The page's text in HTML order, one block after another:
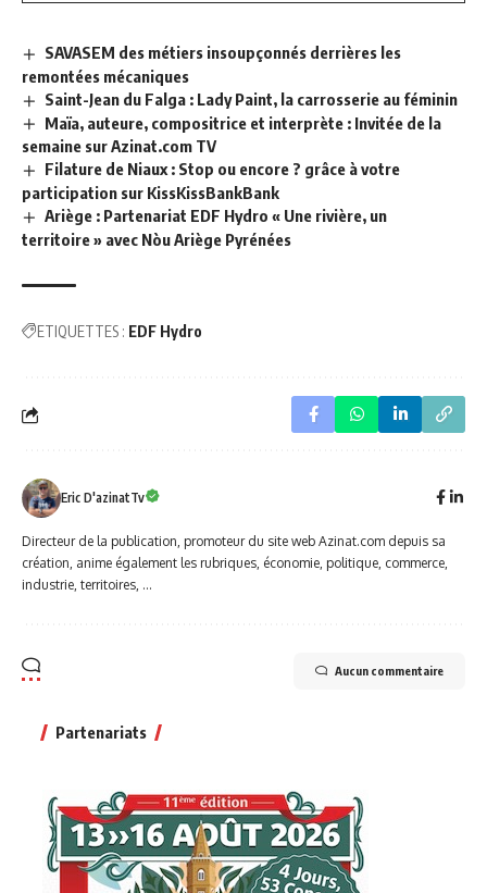
SAVASEM des métiers insoupçonnés derrières les
remontées mécaniques
Saint-Jean du Falga : Lady Paint, la carrosserie au féminin
Maïa, auteure, compositrice et interprète : Invitée de la
semaine sur Azinat.com TV
Filature de Niaux : Stop ou encore ? grâce à votre
participation sur KissKissBankBank
Ariège : Partenariat EDF Hydro « Une rivière, un
territoire » avec Nòu Ariège Pyrénées
ETIQUETTES : EDF Hydro
Eric D'azinatTv
Directeur de la publication, promoteur du site web Azinat.com depuis sa
création, anime également les rubriques, économie, politique, commerce,
industrie, territoires, ...
Aucun commentaire
Partenariats